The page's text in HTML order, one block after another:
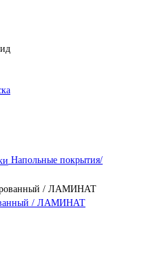
Напольные покрытия/
/ ЛАМИНАТ